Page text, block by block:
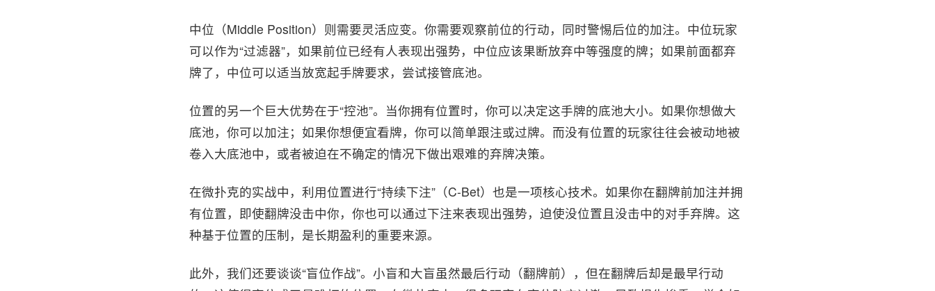
中位（Middle Position）则需要灵活应变。你需要观察前位的行动，同时警惕后位的加注。中位玩家
可以作为“过滤器”，如果前位已经有人表现出强势，中位应该果断放弃中等强度的牌；如果前面都弃
牌了，中位可以适当放宽起手牌要求，尝试接管底池。
位置的另一个巨大优势在于“控池”。当你拥有位置时，你可以决定这手牌的底池大小。如果你想做大
底池，你可以加注；如果你想便宜看牌，你可以简单跟注或过牌。而没有位置的玩家往往会被动地被
卷入大底池中，或者被迫在不确定的情况下做出艰难的弃牌决策。
在微扑克的实战中，利用位置进行“持续下注”（C-Bet）也是一项核心技术。如果你在翻牌前加注并拥
有位置，即使翻牌没击中你，你也可以通过下注来表现出强势，迫使没位置且没击中的对手弃牌。这
种基于位置的压制，是长期盈利的重要来源。
此外，我们还要谈谈“盲位作战”。小盲和大盲虽然最后行动（翻牌前），但在翻牌后却是最早行动